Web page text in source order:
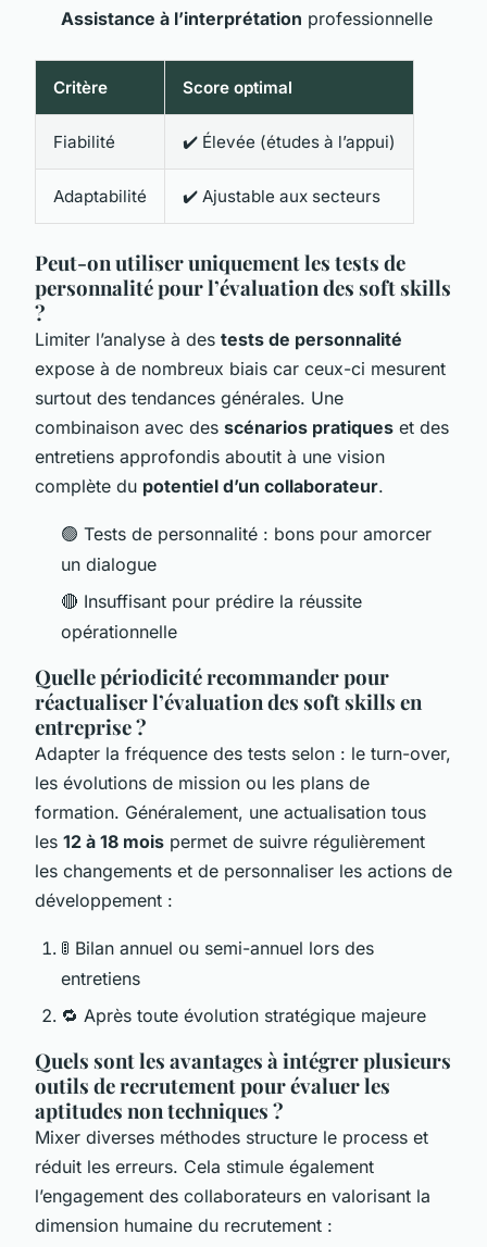
Assistance à l’interprétation professionnelle
Critère Score optimal
Fiabilité ✔️ Élevée (études à l’appui)
Adaptabilité ✔️ Ajustable aux secteurs
Peut-on utiliser uniquement les tests de
personnalité pour l’évaluation des soft skills
?
Limiter l’analyse à des tests de personnalité
expose à de nombreux biais car ceux-ci mesurent
surtout des tendances générales. Une
combinaison avec des scénarios pratiques et des
entretiens approfondis aboutit à une vision
complète du potentiel d’un collaborateur.
🟢 Tests de personnalité : bons pour amorcer
un dialogue
🔴 Insuffisant pour prédire la réussite
opérationnelle
Quelle périodicité recommander pour
réactualiser l’évaluation des soft skills en
entreprise ?
Adapter la fréquence des tests selon : le turn-over,
les évolutions de mission ou les plans de
formation. Généralement, une actualisation tous
les 12 à 18 mois permet de suivre régulièrement
les changements et de personnaliser les actions de
développement :
🚦 Bilan annuel ou semi-annuel lors des
entretiens
🔁 Après toute évolution stratégique majeure
Quels sont les avantages à intégrer plusieurs
outils de recrutement pour évaluer les
aptitudes non techniques ?
Mixer diverses méthodes structure le process et
réduit les erreurs. Cela stimule également
l’engagement des collaborateurs en valorisant la
dimension humaine du recrutement :